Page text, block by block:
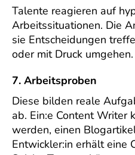
Talente reagieren auf
Arbeitssituationen. Die
sie Entscheidungen
oder mit Druck umgehen.
7. Arbeitsproben
Diese bilden reale
ab. Ein:e Content Writer
werden, einen
Entwickler:in erhält eine